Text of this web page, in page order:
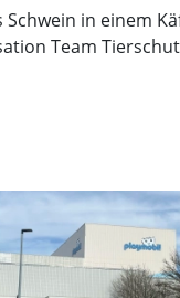
Schwein in einem
Team